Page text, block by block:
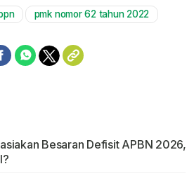
pmk nomor 62 tahun 2022
Besaran Defisit APBN 2026,